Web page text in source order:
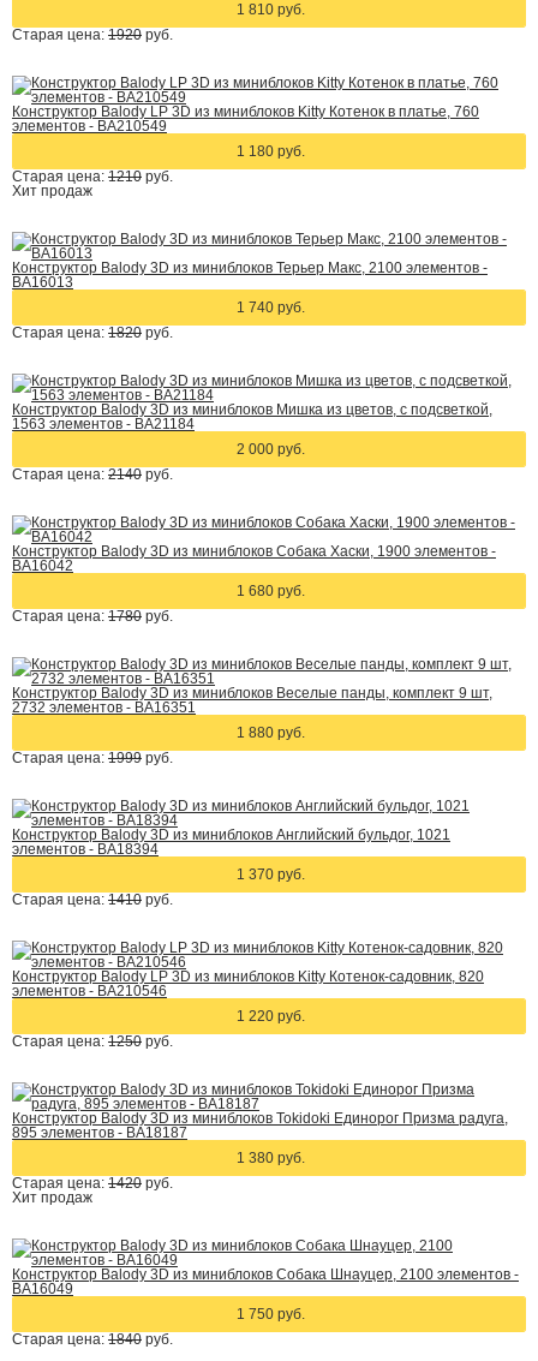
1 810 руб.
Старая цена: 1920 руб.
Конструктор Balody LP 3D из миниблоков Kitty Котенок в платье, 760
элементов - BA210549
1 180 руб.
Старая цена: 1210 руб.
Хит продаж
Конструктор Balody 3D из миниблоков Терьер Макс, 2100 элементов -
BA16013
1 740 руб.
Старая цена: 1820 руб.
Конструктор Balody 3D из миниблоков Мишка из цветов, с подсветкой,
1563 элементов - BA21184
2 000 руб.
Старая цена: 2140 руб.
Конструктор Balody 3D из миниблоков Собака Хаски, 1900 элементов -
BA16042
1 680 руб.
Старая цена: 1780 руб.
Конструктор Balody 3D из миниблоков Веселые панды, комплект 9 шт,
2732 элементов - BA16351
1 880 руб.
Старая цена: 1999 руб.
Конструктор Balody 3D из миниблоков Английский бульдог, 1021
элементов - BA18394
1 370 руб.
Старая цена: 1410 руб.
Конструктор Balody LP 3D из миниблоков Kitty Котенок-садовник, 820
элементов - BA210546
1 220 руб.
Старая цена: 1250 руб.
Конструктор Balody 3D из миниблоков Tokidoki Единорог Призма радуга,
895 элементов - BA18187
1 380 руб.
Старая цена: 1420 руб.
Хит продаж
Конструктор Balody 3D из миниблоков Собака Шнауцер, 2100 элементов -
BA16049
1 750 руб.
Старая цена: 1840 руб.